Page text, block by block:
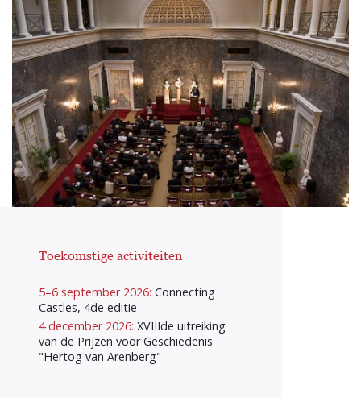
Toekomstige activiteiten
5–6 september 2026: Connecting
Castles, 4de editie
4 december 2026: XVIIIde uitreiking
van de Prijzen voor Geschiedenis
"Hertog van Arenberg"